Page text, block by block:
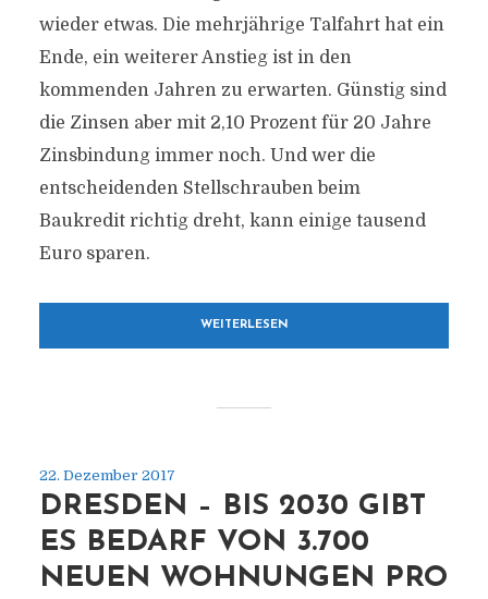
wieder etwas. Die mehrjährige Talfahrt hat ein
Ende, ein weiterer Anstieg ist in den
kommenden Jahren zu erwarten. Günstig sind
die Zinsen aber mit 2,10 Prozent für 20 Jahre
Zinsbindung immer noch. Und wer die
entscheidenden Stellschrauben beim
Baukredit richtig dreht, kann einige tausend
Euro sparen.
WEITERLESEN
22. Dezember 2017
DRESDEN – BIS 2030 GIBT
ES BEDARF VON 3.700
NEUEN WOHNUNGEN PRO